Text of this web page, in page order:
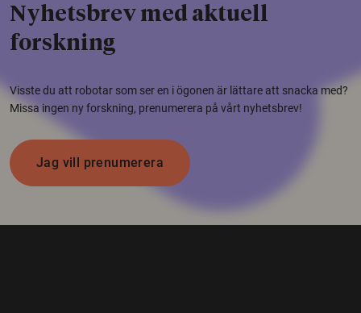
Nyhetsbrev med aktuell
forskning
Visste du att robotar som ser en i ögonen är lättare att snacka med?
Missa ingen ny forskning, prenumerera på vårt nyhetsbrev!
Jag vill prenumerera